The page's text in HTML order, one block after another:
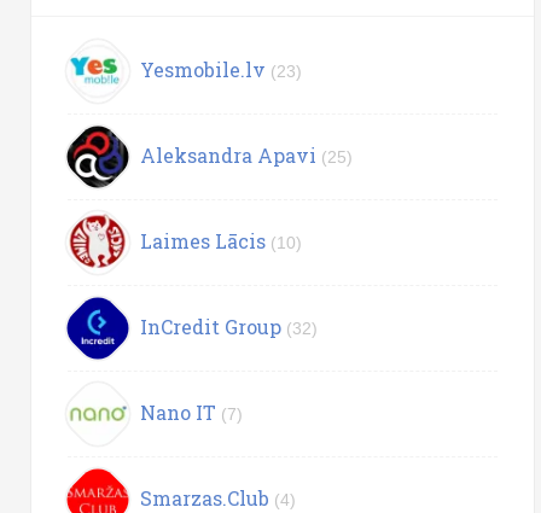
Yesmobile.lv (23)
Aleksandra Apavi (25)
Laimes Lācis (10)
InCredit Group (32)
Nano IT (7)
Smarzas.Club (4)